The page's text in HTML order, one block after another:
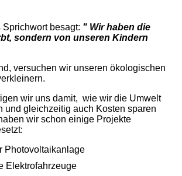
besagt: " Wir haben die
sondern von unseren Kindern
versuchen wir unseren ökologischen
wir uns damit, wie wir die Umwelt
und gleichzeitig auch Kosten sparen
wir schon einige Projekte
Photovoltaikanlage
Elektrofahrzeuge